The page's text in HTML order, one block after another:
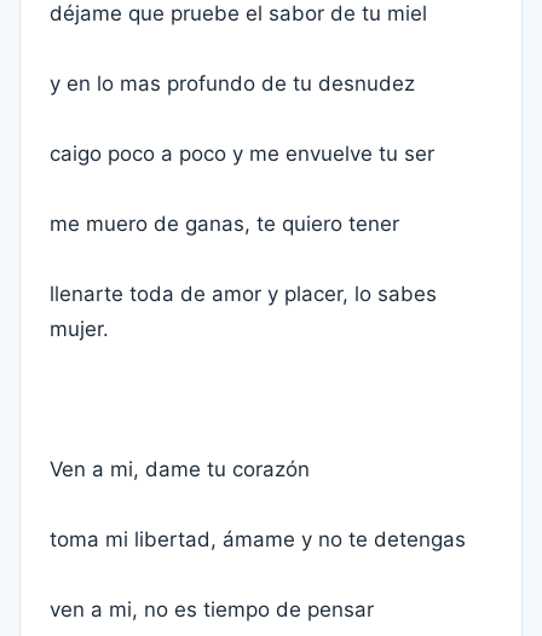
déjame que pruebe el sabor de tu miel
y en lo mas profundo de tu desnudez
caigo poco a poco y me envuelve tu ser
me muero de ganas, te quiero tener
llenarte toda de amor y placer, lo sabes
mujer.
Ven a mi, dame tu corazón
toma mi libertad, ámame y no te detengas
ven a mi, no es tiempo de pensar